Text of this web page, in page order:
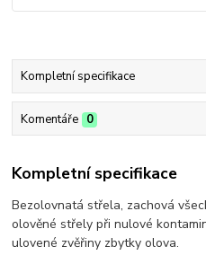
Kompletní specifikace
Komentáře 0
Kompletní specifikace
Bezolovnatá střela, zachová
olověné střely při nulové
ulovené zvěřiny zbytky olova.